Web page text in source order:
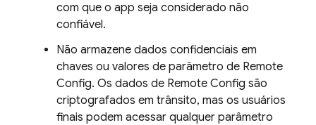
com que o app seja considerado não
confiável.
Não armazene dados confidenciais em
chaves ou valores de parâmetro de Remote
Config. Os dados de Remote Config são
criptografados em trânsito, mas os usuários
finais podem acessar qualquer parâmetro